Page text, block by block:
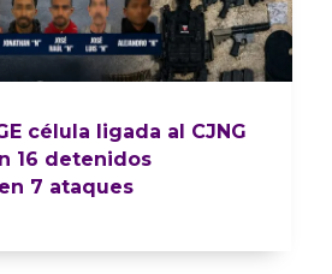
célula ligada al CJNG
16 detenidos
7 ataques